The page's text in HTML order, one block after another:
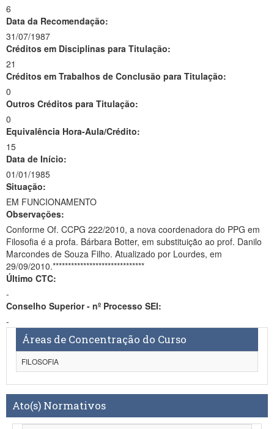
6
Data da Recomendação:
31/07/1987
Créditos em Disciplinas para Titulação:
21
Créditos em Trabalhos de Conclusão para Titulação:
0
Outros Créditos para Titulação:
0
Equivalência Hora-Aula/Crédito:
15
Data de Início:
01/01/1985
Situação:
EM FUNCIONAMENTO
Observações:
Conforme Of. CCPG 222/2010, a nova coordenadora do PPG em
Filosofia é a profa. Bárbara Botter, em substituição ao prof. Danilo
Marcondes de Souza Filho. Atualizado por Lourdes, em
29/09/2010.******************************
Último CTC:
-
Conselho Superior - nº Processo SEI:
-
Áreas de Concentração do Curso
FILOSOFIA
Ato(s) Normativos